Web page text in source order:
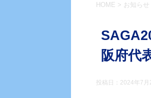
HOME > お知らせ
阪府代
投稿日： 2024年7月